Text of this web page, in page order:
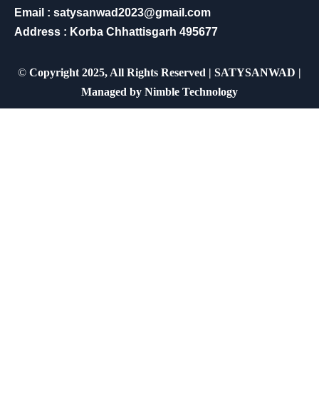
Email : satysanwad2023@gmail.com
Address : Korba Chhattisgarh 495677
© Copyright 2025, All Rights Reserved | SATYSANWAD |
Managed by Nimble Technology